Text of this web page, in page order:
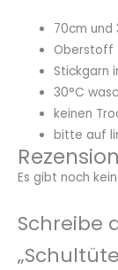
70cm und
Oberstoff
Stickgarn
30°C
keinen
bitte auf
Es gibt noch
Schreibe